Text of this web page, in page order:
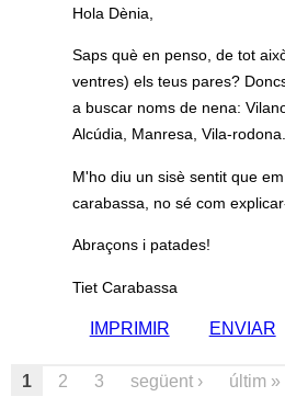
Hola Dènia,
Saps què en penso, de tot
ventres) els teus pares?
a buscar noms de nena:
Alcúdia, Manresa, Vila-
M'ho diu un sisè sentit que
carabassa, no sé com
Abraçons i patades!
Tiet Carabassa
IMPRIMIR ENVIAR
1 2 3 següent › últim »